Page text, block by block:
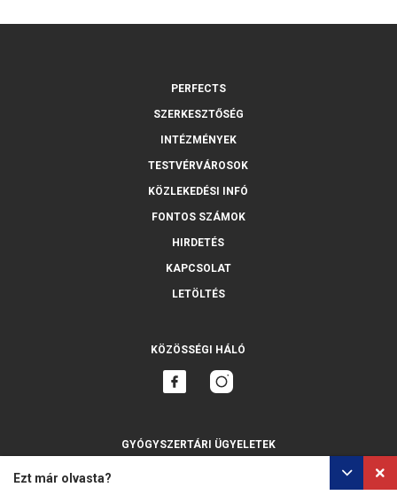
Ezt már olvasta?
PERFECTS
SZERKESZTŐSÉG
INTÉZMÉNYEK
TESTVÉRVÁROSOK
KÖZLEKEDÉSI INFÓ
FONTOS SZÁMOK
HIRDETÉS
KAPCSOLAT
LETÖLTÉS
KÖZÖSSÉGI HÁLÓ
GYÓGYSZERTÁRI ÜGYELETEK